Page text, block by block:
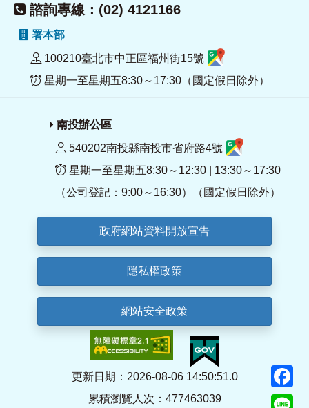
諮詢專線：(02) 4121166
署本部
100210臺北市中正區福州街15號
星期一至星期五8:30～17:30（國定假日除外）
南投辦公區
540202南投縣南投市省府路4號
星期一至星期五8:30～12:30 | 13:30～17:30
（公司登記：9:00～16:30）（國定假日除外）
政府網站資料開放宣告
隱私權政策
網站安全政策
更新日期：2026-08-06 14:50:51.0
累積瀏覽人次：477463039